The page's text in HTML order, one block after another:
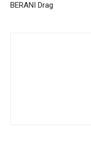
BERANI Drag